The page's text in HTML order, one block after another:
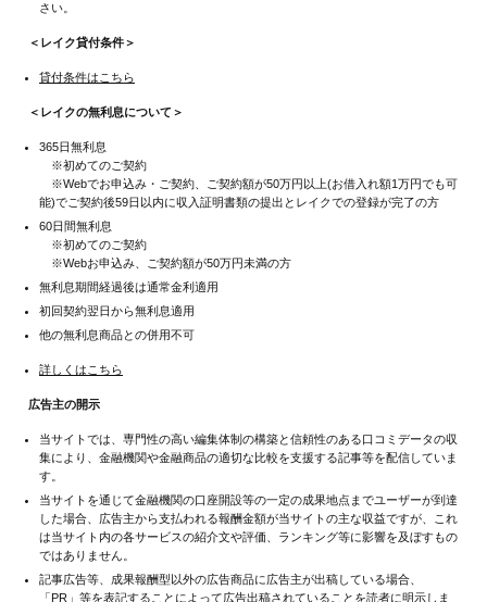
さい。
＜レイク貸付条件＞
貸付条件はこちら
＜レイクの無利息について＞
365日無利息
※初めてのご契約
※Webでお申込み・ご契約、ご契約額が50万円以上(お借入れ額1万円でも可
能)でご契約後59日以内に収入証明書類の提出とレイクでの登録が完了の方
60日間無利息
※初めてのご契約
※Webお申込み、ご契約額が50万円未満の方
無利息期間経過後は通常金利適用
初回契約翌日から無利息適用
他の無利息商品との併用不可
詳しくはこちら
広告主の開示
当サイトでは、専門性の高い編集体制の構築と信頼性のある口コミデータの収
集により、金融機関や金融商品の適切な比較を支援する記事等を配信していま
す。
当サイトを通じて金融機関の口座開設等の一定の成果地点までユーザーが到達
した場合、広告主から支払われる報酬金額が当サイトの主な収益ですが、これ
は当サイト内の各サービスの紹介文や評価、ランキング等に影響を及ぼすもの
ではありません。
記事広告等、成果報酬型以外の広告商品に広告主が出稿している場合、
「PR」等を表記することによって広告出稿されていることを読者に明示しま